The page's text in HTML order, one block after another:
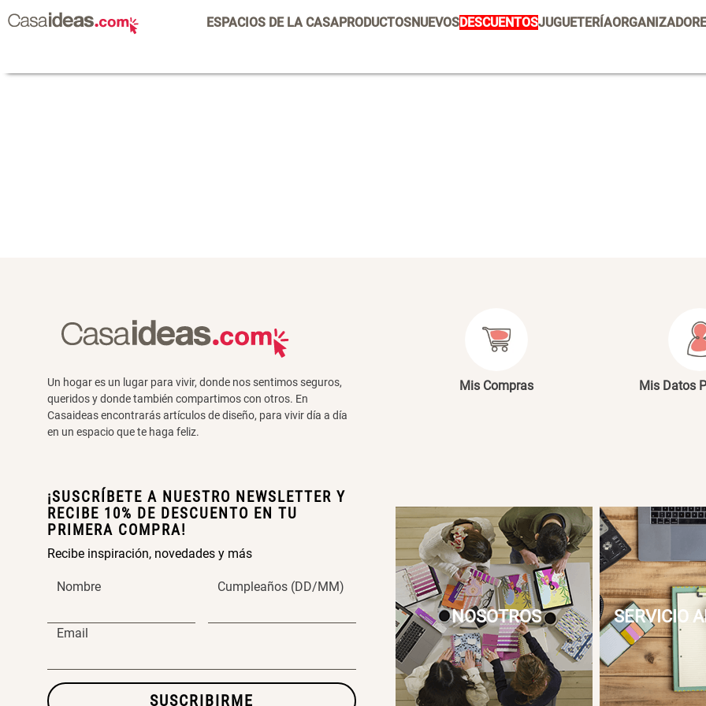
ESPACIOS DE LA CASAPRODUCTOSNUEVOSDESCUENTOSJUGUETERÍA
Un hogar es un lugar para vivir, donde nos sentimos seguros,
queridos y donde también compartimos con otros. En
Casaideas encontrarás artículos de diseño, para vivir día a día
en un espacio que te haga feliz.
¡SUSCRÍBETE A NUESTRO NEWSLETTER Y
RECIBE 10% DE DESCUENTO EN TU
PRIMERA COMPRA!
Recibe inspiración, novedades y más
Nombre Cumpleaños (DD/MM)
Email
SUSCRIBIRME
Mis Compras Mis Datos
NOSOTROS SERVICIO
Set 2 Potes de Silicona
$ 29.900,00 $
Vajilla